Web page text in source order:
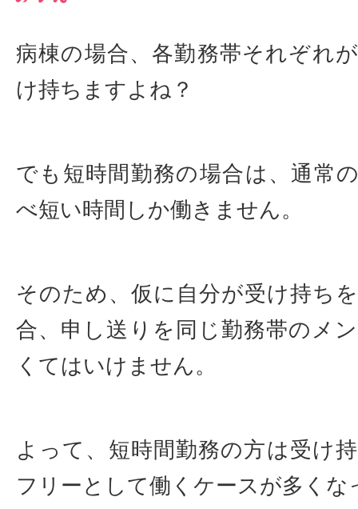
病棟の場合、各勤務帯それぞれ
け持ちますよね？
でも短時間勤務の場合は、通常
べ短い時間しか働きません。
そのため、仮に自分が受け持ち
合、申し送りを同じ勤務帯のメ
くてはいけません。
よって、短時間勤務の方は受け
フリーとして働くケースが多くな